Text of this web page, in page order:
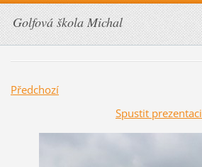
Golfová škola Michal
Předchozí
Spustit prezentaci